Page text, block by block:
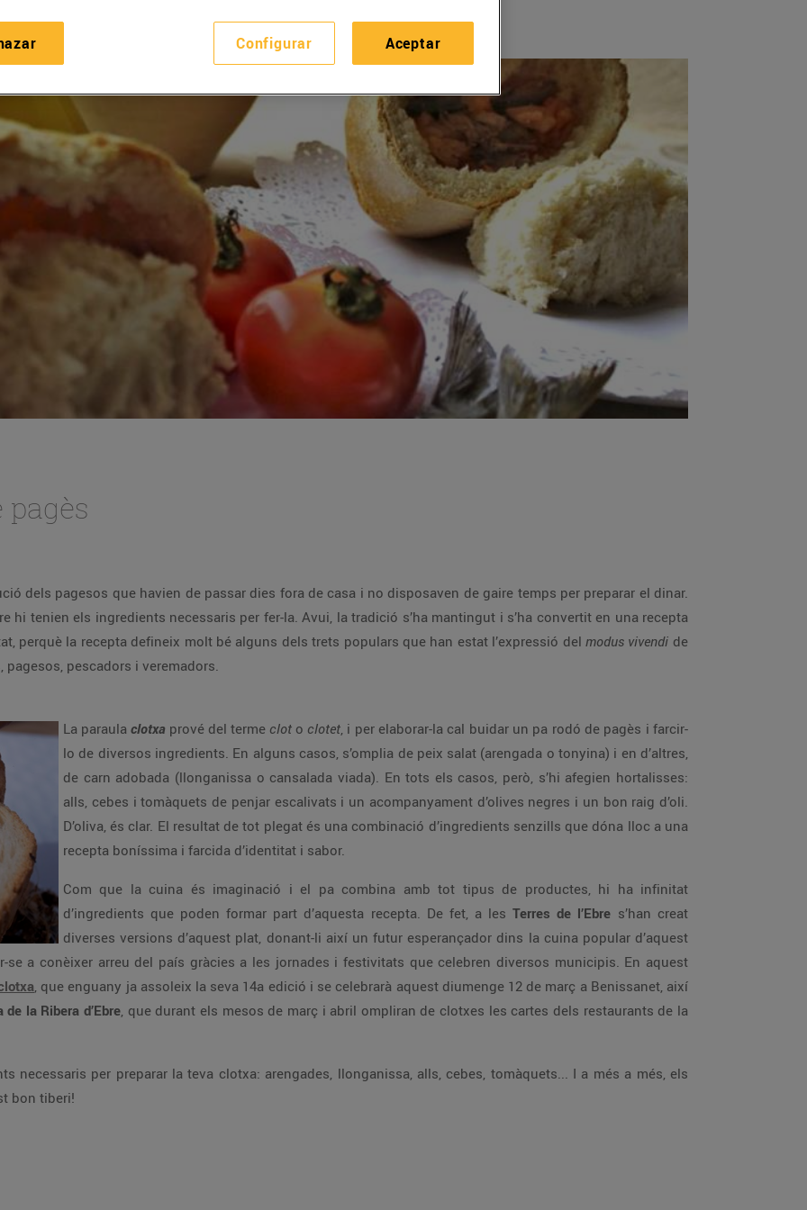
dels pagesos que havien de passar dies fora de casa i no disposaven de gaire temps per preparar el dinar.
hi tenien els ingredients necessaris per fer-la. Avui, la tradició s’ha mantingut i s’ha convertit en una recepta
perquè la recepta defineix molt bé alguns dels trets populars que han estat l’expressió del modus vivendi de
pescadors i veremadors.
La paraula clotxa prové del terme clot o clotet, i per elaborar-la cal buidar un pa rodó de pagès i farcir-
lo de diversos ingredients. En alguns casos, s’omplia de peix salat (arengada o tonyina) i en d’altres,
de carn adobada (llonganissa o cansalada viada). En tots els casos, però, s’hi afegien hortalisses:
alls, cebes i tomàquets de penjar escalivats i un acompanyament d’olives negres i un bon raig d’oli.
D’oliva, és clar. El resultat de tot plegat és una combinació d’ingredients senzills que dóna lloc a una
recepta boníssima i farcida d’identitat i sabor.
Com que la cuina és imaginació i el pa combina amb tot tipus de productes, hi ha infinitat
d’ingredients que poden formar part d’aquesta recepta. De fet, a les Terres de l’Ebre s’han creat
diverses versions d’aquest plat, donant-li així un futur esperançador dins la cuina popular d’aquest
a conèixer arreu del país gràcies a les jornades i festivitats que celebren diversos municipis. En aquest
, que enguany ja assoleix la seva 14a edició i se celebrarà aquest diumenge 12 de març a Benissanet, així
la Ribera d’Ebre, que durant els mesos de març i abril ompliran de clotxes les cartes dels restaurants de la
necessaris per preparar la teva clotxa: arengades, llonganissa, alls, cebes, tomàquets... I a més a més, els
bon tiberi!
Configurar Aceptar